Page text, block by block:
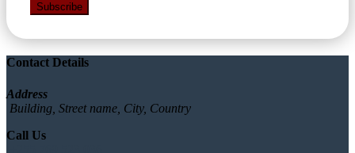
Subscribe
Contact Details
Address
Building, Street name, City, Country
Call Us